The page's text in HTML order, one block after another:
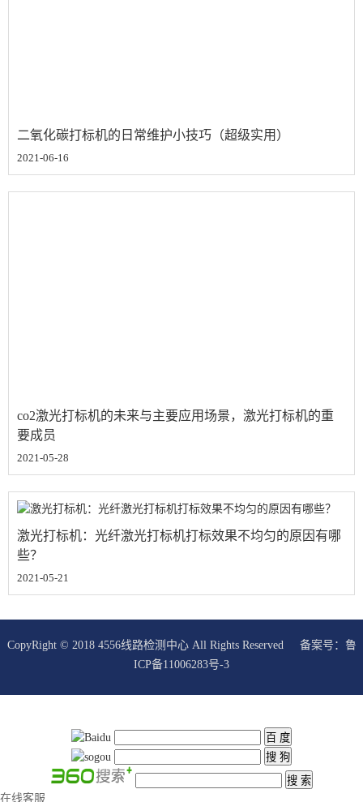
二氧化碳打标机的日常维护小技巧（超级实用）
2021-06-16
co2激光打标机的未来与主要应用场景，激光打标机的重
要成员
2021-05-28
激光打标机：光纤激光打标机打标效果不均匀的原因有哪
些？
2021-05-21
CopyRight © 2018 4556线路检测中心 All Rights Reserved 备案号： 鲁
ICP备11006283号-3
在线客服